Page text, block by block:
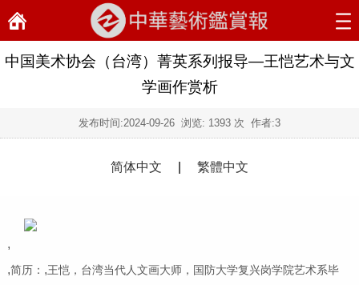
中国美术协会（台湾）菁英系列报导—王恺艺术与文
学画作赏析
发布时间:2024-09-26 浏览: 1393 次 作者:3
简体中文 繁體中文
,
,简历： ,王恺，台湾当代人文画大师，国防大学复兴岗学院艺术系毕